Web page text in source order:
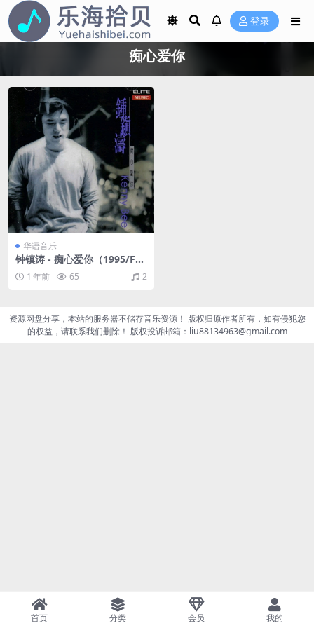
登录
痴心爱你
华语音乐
钟镇涛 - 痴心爱你（1995/FL
AC/分轨/244M）
1 年前 65 2
资源网盘分享，本站的服务器不储存音乐资源！ 版权归原作者所有，如有侵犯您
的权益，请联系我们删除！ 版权投诉邮箱：liu88134963@gmail.com
首页 分类 会员 我的